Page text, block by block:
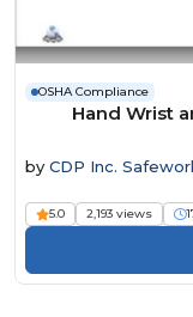
OSHA Compliance
Hand Wrist
by CDP Inc.
5.0 2,193 views